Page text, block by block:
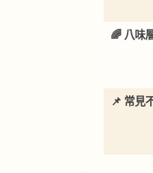
🌈 八味
📌 常見